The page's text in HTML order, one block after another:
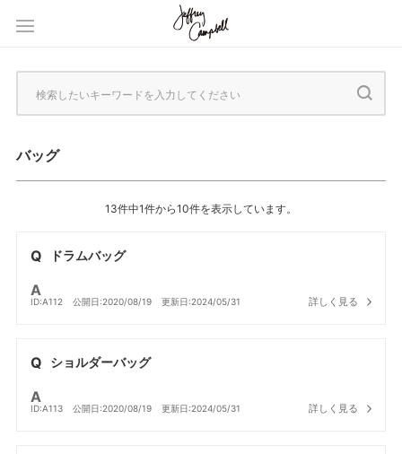
バッグ
13件中1件から10件を表示しています。
ドラムバッグ
ID:A112 公開日:2020/08/19 更新日:2024/05/31 詳しく見る
ショルダーバッグ
ID:A113 公開日:2020/08/19 更新日:2024/05/31 詳しく見る